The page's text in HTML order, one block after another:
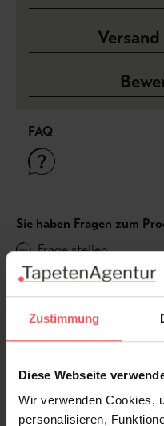
Zustimmung
Diese Webseite
Wir verwenden Cookies,
personalisieren,
FAQ
Sie haben Fragen zum
Frage stellen
+49 (0)221 932 81 82